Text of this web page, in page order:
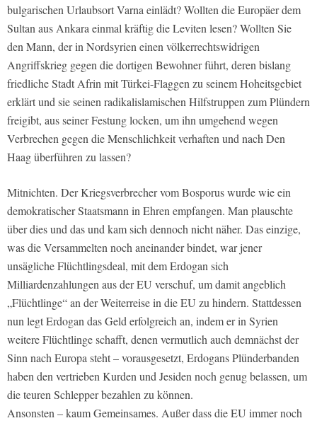
bulgarischen Urlaubsort Varna einlädt? Wollten die Europäer dem
Sultan aus Ankara einmal kräftig die Leviten lesen? Wollten Sie
den Mann, der in Nordsyrien einen völkerrechtswidrigen
Angriffskrieg gegen die dortigen Bewohner führt, deren bislang
friedliche Stadt Afrin mit Türkei-Flaggen zu seinem Hoheitsgebiet
erklärt und sie seinen radikalislamischen Hilfstruppen zum Plündern
freigibt, aus seiner Festung locken, um ihn umgehend wegen
Verbrechen gegen die Menschlichkeit verhaften und nach Den
Haag überführen zu lassen?
Mitnichten. Der Kriegsverbrecher vom Bosporus wurde wie ein
demokratischer Staatsmann in Ehren empfangen. Man plauschte
über dies und das und kam sich dennoch nicht näher. Das einzige,
was die Versammelten noch aneinander bindet, war jener
unsägliche Flüchtlingsdeal, mit dem Erdogan sich
Milliardenzahlungen aus der EU verschuf, um damit angeblich
„Flüchtlinge“ an der Weiterreise in die EU zu hindern. Stattdessen
nun legt Erdogan das Geld erfolgreich an, indem er in Syrien
weitere Flüchtlinge schafft, denen vermutlich auch demnächst der
Sinn nach Europa steht – vorausgesetzt, Erdogans Plünderbanden
haben den vertrieben Kurden und Jesiden noch genug belassen, um
die teuren Schlepper bezahlen zu können.
Ansonsten – kaum Gemeinsames. Außer dass die EU immer noch